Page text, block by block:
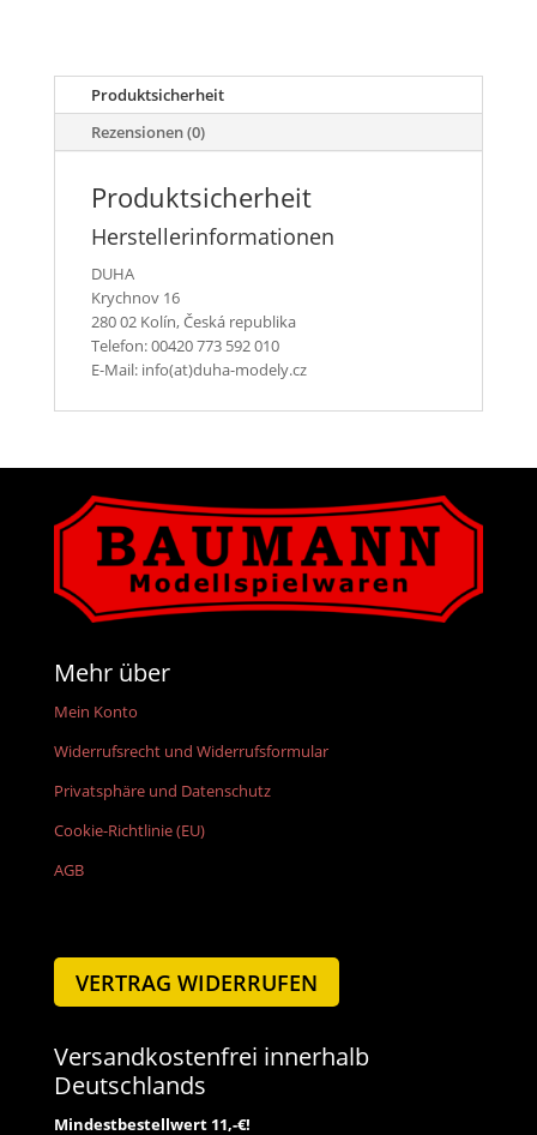
Menge
Produktsicherheit
Rezensionen (0)
Produktsicherheit
Herstellerinformationen
DUHA
Krychnov 16
280 02 Kolín, Česká republika
Telefon: 00420 773 592 010
E-Mail: info(at)duha-modely.cz
Mehr über
Mein Konto
Widerrufsrecht und Widerrufsformular
Privatsphäre und Datenschutz
Cookie-Richtlinie (EU)
AGB
VERTRAG WIDERRUFEN
Versandkostenfrei innerhalb
Deutschlands
Mindestbestellwert 11,-€!